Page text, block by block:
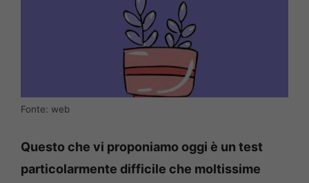
Fonte: web
Questo che vi proponiamo oggi è un test
particolarmente difficile che moltissime